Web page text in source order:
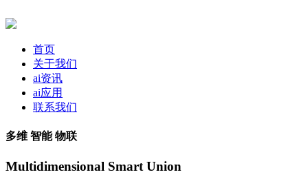
首页
关于我们
ai资讯
ai应用
联系我们
多维 智能 物联
Multidimensional Smart Union